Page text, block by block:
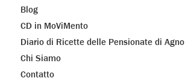
Blog
CD in MoViMento
Diario di Ricette delle Pensionate di Agno
Chi Siamo
Contatto